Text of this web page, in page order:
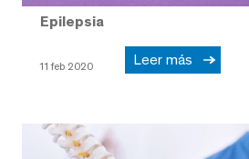
Epilepsia
11 feb 2020 Leer más